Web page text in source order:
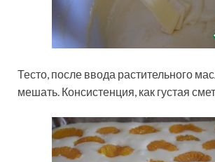
Тесто, после ввода растительного
мешать. Консистенция, как густая